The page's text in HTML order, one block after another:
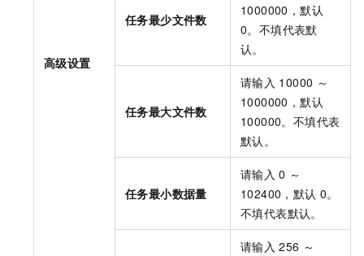
高级设置
任务最少文件数
1000000，默认
0。不填代表默
认。
任务最大文件数
请输入 10000 ～
1000000，默认
100000。不填代表
默认。
任务最小数据量
请输入 0 ～
102400，默认 0。
不填代表默认。
请输入 256 ～